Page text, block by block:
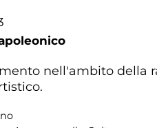
nell'ambito della